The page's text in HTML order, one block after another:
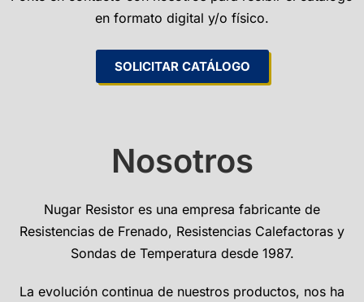
en formato digital y/o físico.
SOLICITAR CATÁLOGO
Nosotros
Nugar Resistor es una empresa fabricante de
Resistencias de Frenado, Resistencias Calefactoras y
Sondas de Temperatura desde 1987.
La evolución continua de nuestros productos, nos ha